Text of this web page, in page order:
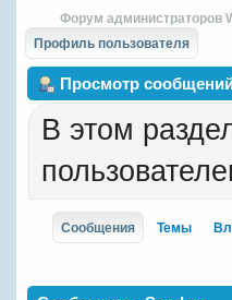
Форум администраторов
Профиль пользователя
Просмотр
В этом
Сообщения Темы